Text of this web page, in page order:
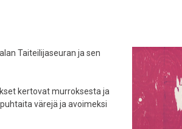
Taiteilijaseuran ja sen
kertovat murroksesta ja
värejä ja avoimeksi